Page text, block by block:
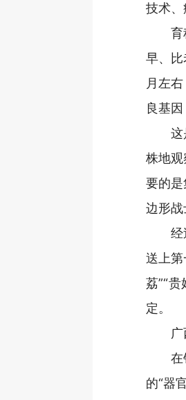
技术、
育
早、
月左
良基因
这
株地
要的是
边形战
经
送上第
荔”“
定。
在
的“器